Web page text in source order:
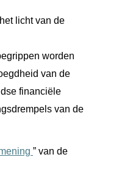
licht van de
worden
van de
financiële
van de
” van de